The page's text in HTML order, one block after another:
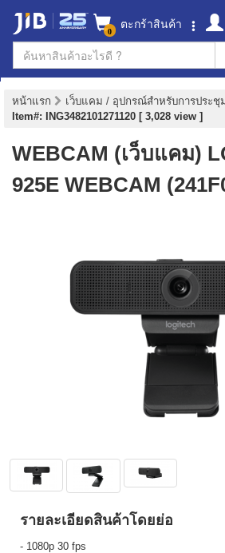
0 ตะกร้าสินค้า
หน้าแรก เว็บแคม / อุปกรณ์สำหรับการประชุ
Item#: ING3482101271120 [ 3,028 view ]
WEBCAM (เว็บแคม)
925E WEBCAM
รายละเอียดสินค้าโดยย่อ
- 1080p 30 fps